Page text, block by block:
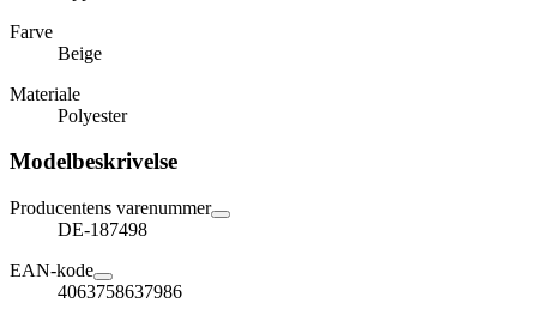
Farve
Beige
Materiale
Polyester
Modelbeskrivelse
Producentens varenummer
DE-187498
EAN-kode
4063758637986